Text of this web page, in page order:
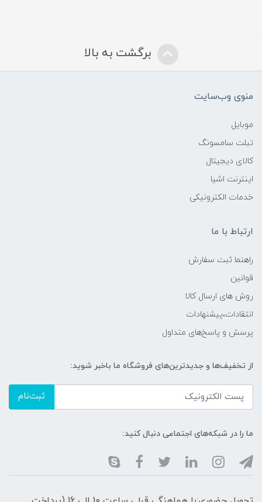
برگشت به بالا
منوی وب‌سایت
موبایل
تبلت سامسونگ
کالای دیجیتال
اینترنت اشیا
خدمات الکترونیکی
ارتباط با ما
راهنما ثبت سفارش
قوانین
روش های ارسال کالا
انتقادات،پیشنهادات
پرسش و پاسخ‌های متداول
از تخفیف‌ها و جدیدترین‌های فروشگاه ما باخبر شوید:
ثبت‌نام
ما را در شبکه‌های اجتماعی دنبال کنید: